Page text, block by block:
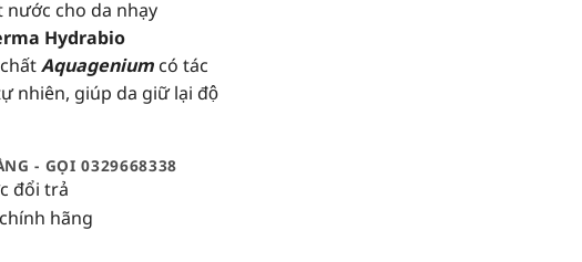
cho da nhạy
Hydrabio
Aquagenium có tác
nhiên, giúp da giữ lại độ
- GỌI 0329668338
đổi trả
hãng